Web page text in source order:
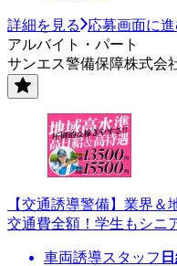
詳細を見る
応募画面に
アルバイト・パート
サンエス警備保障株式会
【交通誘導警備】業界＆
交通費全額！学生もシニ
車両誘導スタッフ